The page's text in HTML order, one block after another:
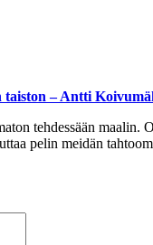
– Antti
tehdessään maalin.
pelin meidän